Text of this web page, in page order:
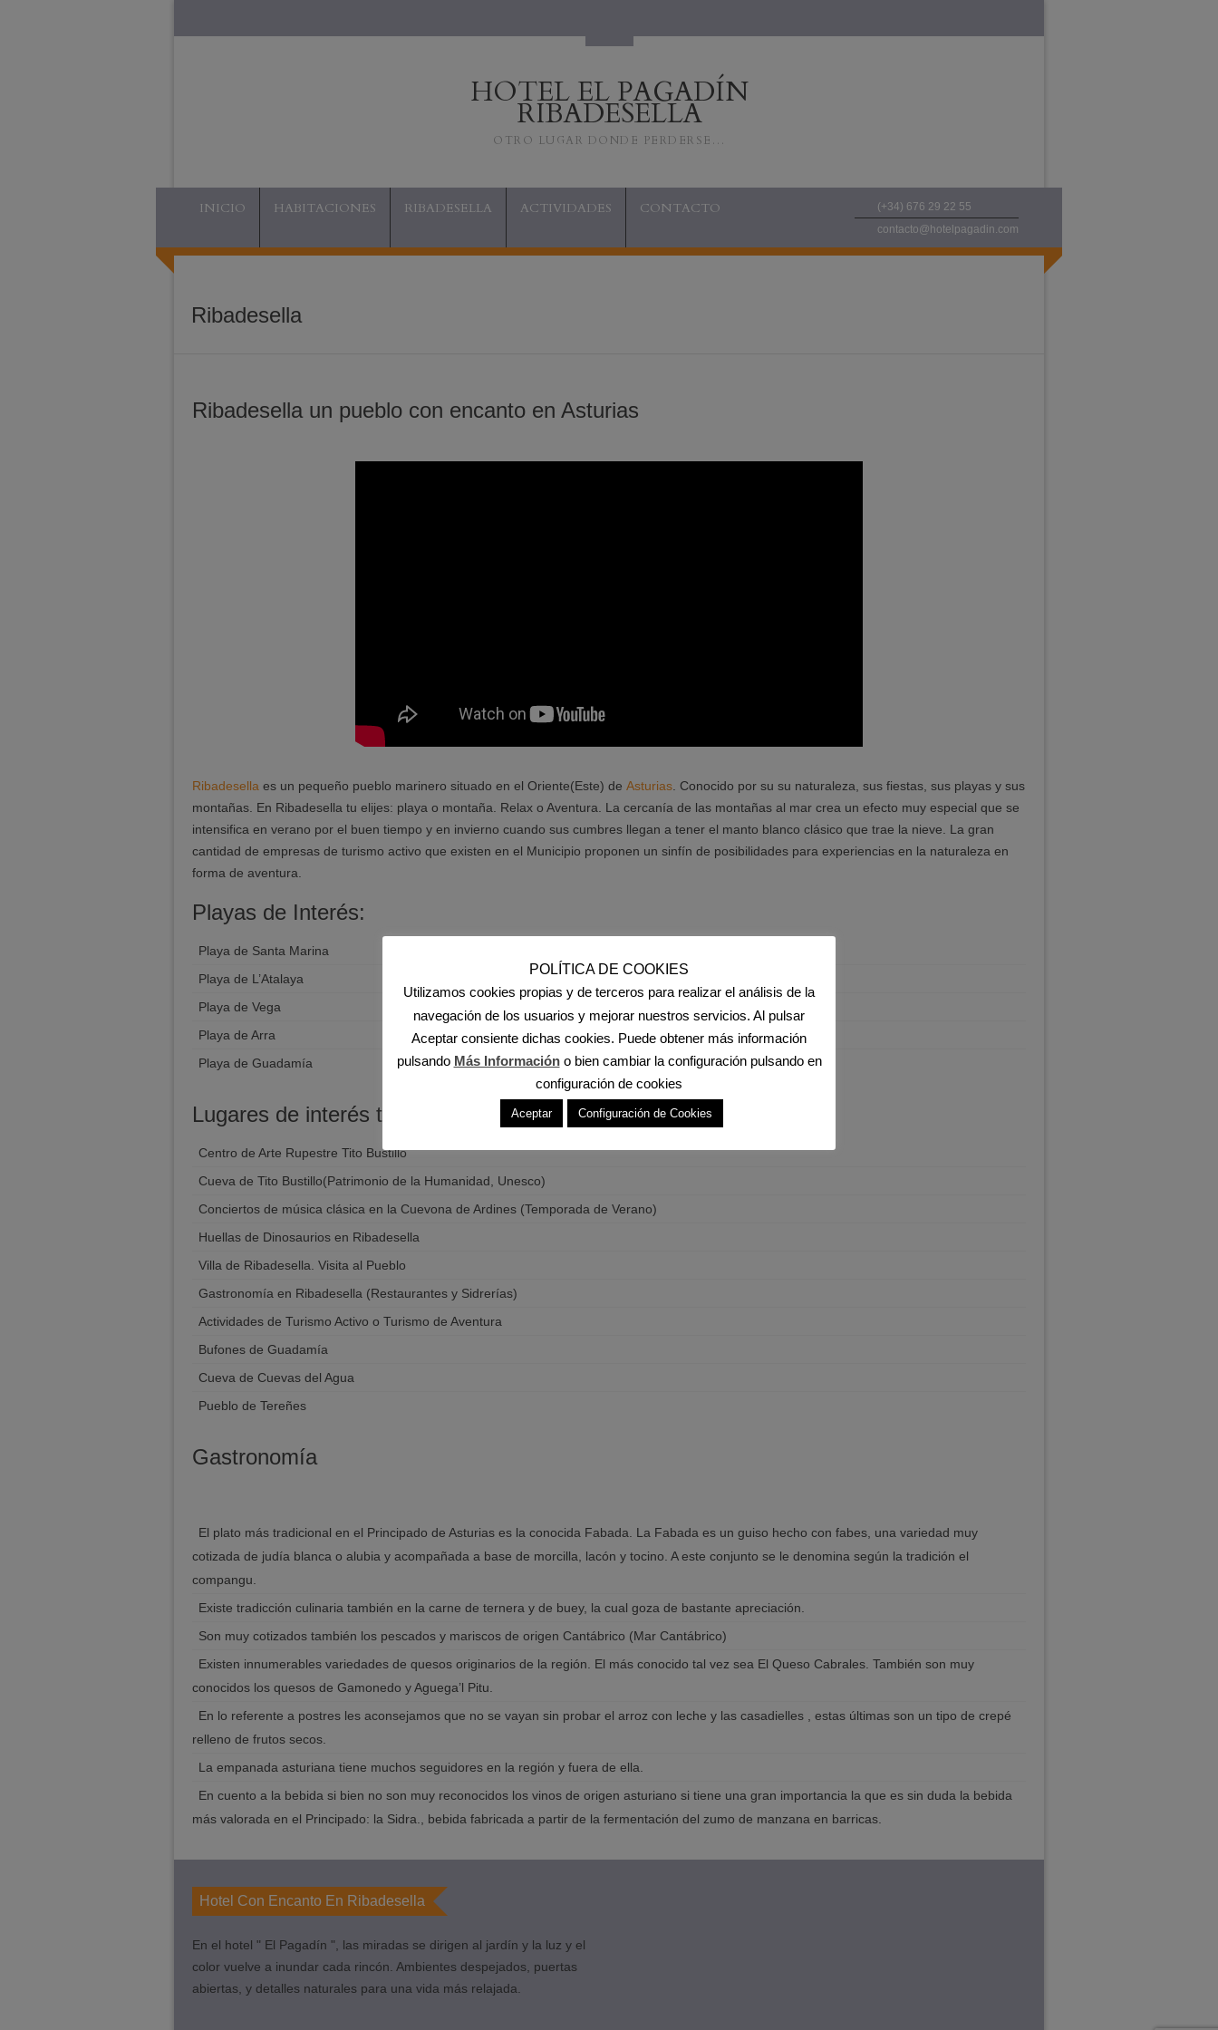
HOTEL EL PAGADÍN
RIBADESELLA
OTRO LUGAR DONDE PERDERSE…
INICIO HABITACIONES RIBADESELLA ACTIVIDADES CONTACTO
(+34) 676 29 22 55
contacto@hotelpagadin.com
Ribadesella
Ribadesella un pueblo con encanto en Asturias
Ribadesella es un pequeño pueblo marinero situado en el Oriente(Este) de Asturias . Conocido por su su naturaleza, sus fiestas, sus playas y sus
montañas. En Ribadesella tu elijes: playa o montaña. Relax o Aventura. La cercanía de las montañas al mar crea un efecto muy especial que se
intensifica en verano por el buen tiempo y en invierno cuando sus cumbres llegan a tener el manto blanco clásico que trae la nieve. La gran
cantidad de empresas de turismo activo que existen en el Municipio proponen un sinfín de posibilidades para experiencias en la naturaleza en
forma de aventura.
Playas de Interés:
Playa de Santa Marina
Playa de L’Atalaya
Playa de Vega
Playa de Arra
Playa de Guadamía
Lugares de interés turístico:
Centro de Arte Rupestre Tito Bustillo
Cueva de Tito Bustillo(Patrimonio de la Humanidad, Unesco)
Conciertos de música clásica en la Cuevona de Ardines (Temporada de Verano)
Huellas de Dinosaurios en Ribadesella
Villa de Ribadesella. Visita al Pueblo
Gastronomía en Ribadesella (Restaurantes y Sidrerías)
Actividades de Turismo Activo o Turismo de Aventura
Bufones de Guadamía
Cueva de Cuevas del Agua
Pueblo de Tereñes
Gastronomía
El plato más tradicional en el Principado de Asturias es la conocida Fabada. La Fabada es un guiso hecho con fabes, una variedad muy
cotizada de judía blanca o alubia y acompañada a base de morcilla, lacón y tocino. A este conjunto se le denomina según la tradición el
compangu.
Existe tradicción culinaria también en la carne de ternera y de buey, la cual goza de bastante apreciación.
Son muy cotizados también los pescados y mariscos de origen Cantábrico (Mar Cantábrico)
Existen innumerables variedades de quesos originarios de la región. El más conocido tal vez sea El Queso Cabrales. También son muy
conocidos los quesos de Gamonedo y Aguega’l Pitu.
En lo referente a postres les aconsejamos que no se vayan sin probar el arroz con leche y las casadielles , estas últimas son un tipo de crepé
relleno de frutos secos.
La empanada asturiana tiene muchos seguidores en la región y fuera de ella.
En cuento a la bebida si bien no son muy reconocidos los vinos de origen asturiano si tiene una gran importancia la que es sin duda la bebida
más valorada en el Principado: la Sidra., bebida fabricada a partir de la fermentación del zumo de manzana en barricas.
Hotel Con Encanto En Ribadesella
En el hotel " El Pagadín ", las miradas se dirigen al jardín y la luz y el
color vuelve a inundar cada rincón. Ambientes despejados, puertas
abiertas, y detalles naturales para una vida más relajada.
POLÍTICA DE COOKIES
Utilizamos cookies propias y de terceros para realizar el análisis de la
navegación de los usuarios y mejorar nuestros servicios. Al pulsar
Aceptar consiente dichas cookies. Puede obtener más información
pulsando Más Informacióno bien cambiar la configuración pulsando en
configuración de cookies
Aceptar Configuración de Cookies